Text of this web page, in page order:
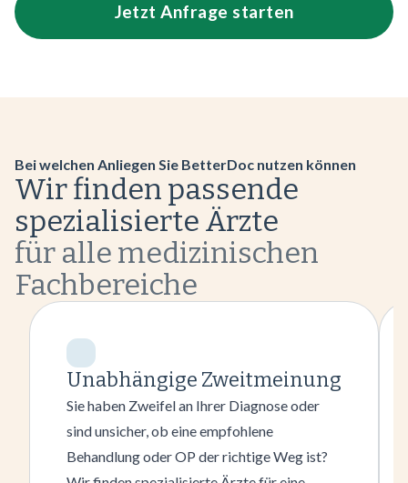
Jetzt Anfrage starten
Bei welchen Anliegen Sie BetterDoc nutzen können
Wir finden passende
spezialisierte Ärzte
für alle medizinischen
Fachbereiche
Unabhängige Zweitmeinung
Sie haben Zweifel an Ihrer Diagnose oder
sind unsicher, ob eine empfohlene
Behandlung oder OP der richtige Weg ist?